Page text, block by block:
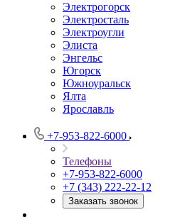
Электрогорск
Электросталь
Электроугли
Элиста
Энгельс
Югорск
Южноуральск
Ялта
Ярославль
+7-953-822-6000
Телефоны
+7-953-822-6000
+7 (343) 222-22-12
Заказать звонок